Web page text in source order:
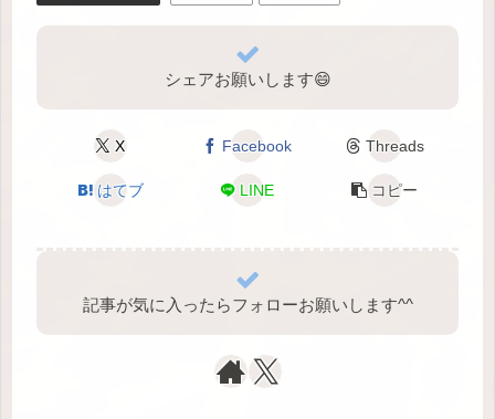
シェアお願いします😄
X Facebook Threads
はてブ LINE コピー
記事が気に入ったらフォローお願いします^⁠^⁠